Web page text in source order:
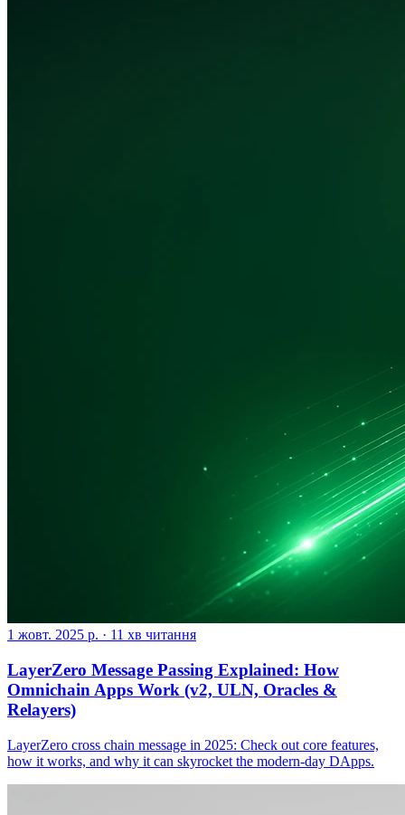
1 жовт. 2025 р. · 11 хв читання
LayerZero Message Passing Explained: How
Omnichain Apps Work (v2, ULN, Oracles &
Relayers)
LayerZero cross chain message in 2025: Check out core features,
how it works, and why it can skyrocket the modern-day DApps.